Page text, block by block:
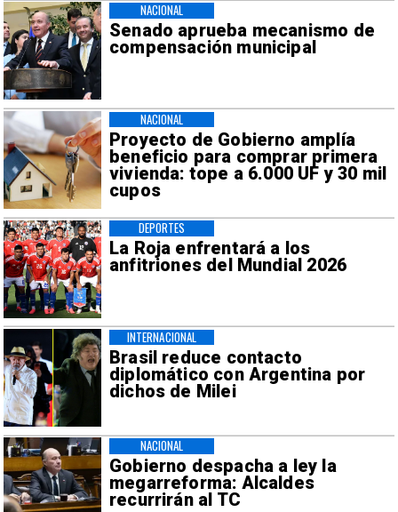
Senado aprueba mecanismo de
compensación municipal
NACIONAL
Proyecto de Gobierno amplía
beneficio para comprar primera
vivienda: tope a 6.000 UF y 30 mil
cupos
NACIONAL
La Roja enfrentará a los
anfitriones del Mundial 2026
DEPORTES
Brasil reduce contacto
diplomático con Argentina por
dichos de Milei
INTERNACIONAL
Gobierno despacha a ley la
megarreforma: Alcaldes
recurrirán al TC
NACIONAL